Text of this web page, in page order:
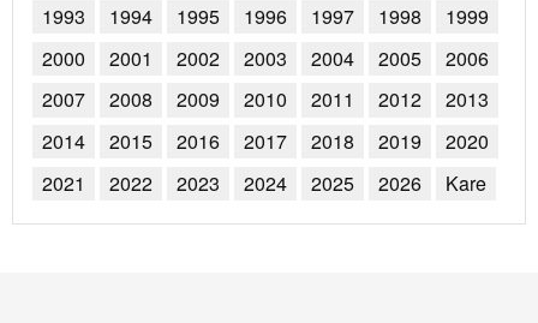
1993
1994 1995 1996 1997 1998
1999
2000
2001 2002 2003 2004 2005
2006
2007
2008 2009 2010 2011 2012
2013
2014
2015 2016 2017 2018 2019
2020
2021
2022 2023 2024 2025 2026 Kare